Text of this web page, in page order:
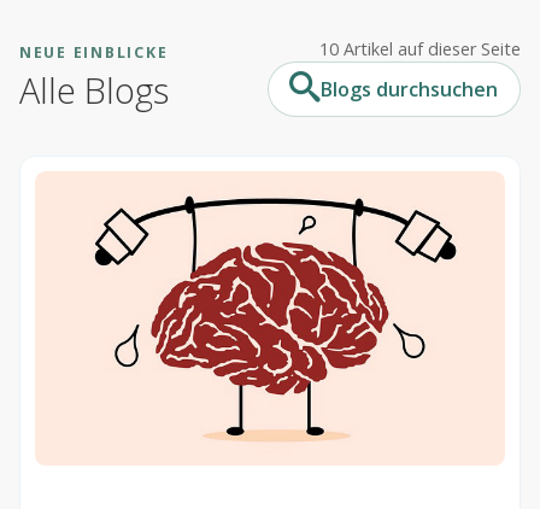
Gesundheitswesen
Performance Support
Service
Implementierungen
Hosting & Sicherheit
Schnittstellen
NEUE EINBLICKE
Alle Blogs
10 Artikel auf dieser Seite
Blogs durchsuchen